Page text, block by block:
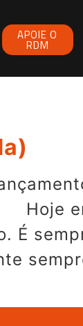
APOIE O
RDM
Hoje
É